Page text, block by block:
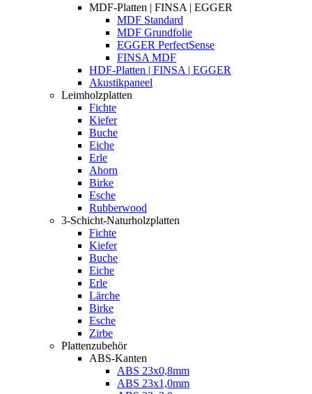
MDF-Platten | FINSA | EGGER
MDF Standard
MDF Grundfolie
EGGER PerfectSense
FINSA MDF
HDF-Platten | FINSA | EGGER
Akustikpaneel
Leimholzplatten
Fichte
Kiefer
Buche
Eiche
Erle
Ahorn
Birke
Esche
Rubberwood
3-Schicht-Naturholzplatten
Fichte
Kiefer
Buche
Eiche
Erle
Lärche
Birke
Esche
Zirbe
Plattenzubehör
ABS-Kanten
ABS 23x0,8mm
ABS 23x1,0mm